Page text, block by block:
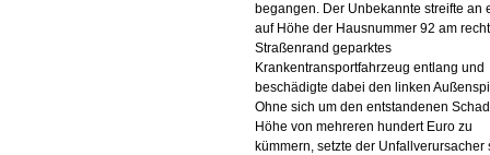
begangen. Der Unbekannte streifte an
auf Höhe der Hausnummer 92 am
Straßenrand geparktes
Krankentransportfahrzeug entlang und
beschädigte dabei den linken
Ohne sich um den entstandenen
Höhe von mehreren hundert Euro zu
kümmern, setzte der Unfallverursacher